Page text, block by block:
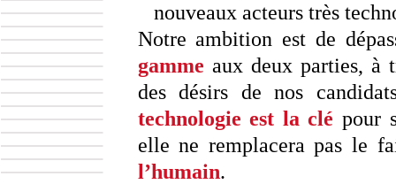
nouveaux acteurs très
Notre ambition est de
gamme aux deux parties, à
des désirs de nos
technologie est la clé pour
elle ne remplacera pas le
l’humain.